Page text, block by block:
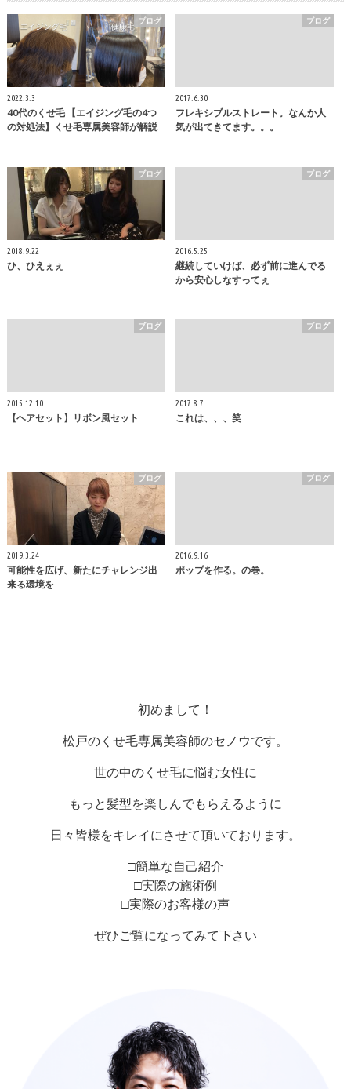
ブログ
2022.3.3
40代のくせ毛 【エイジング毛の4つ
の対処法】くせ毛専属美容師が解説
ブログ
2017.6.30
フレキシブルストレート。なんか人
気が出てきてます。。。
ブログ
2018.9.22
ひ、ひえぇぇ
ブログ
2016.5.25
継続していけば、必ず前に進んでる
から安心しなすってぇ
ブログ
2015.12.10
【ヘアセット】リボン風セット
ブログ
2017.8.7
これは、、、笑
ブログ
2019.3.24
可能性を広げ、新たにチャレンジ出
来る環境を
ブログ
2016.9.16
ポップを作る。の巻。
初めまして！
松戸のくせ毛専属美容師のセノウです。
世の中のくせ毛に悩む女性に
もっと髪型を楽しんでもらえるように
日々皆様をキレイにさせて頂いております。
□簡単な自己紹介
□実際の施術例
□実際のお客様の声
ぜひご覧になってみて下さい